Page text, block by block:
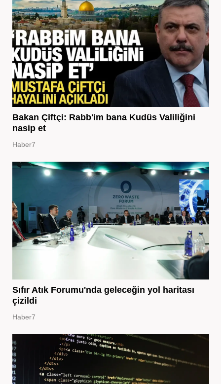
Bakan Çiftçi: Rabb'im bana Kudüs Valiliğini
nasip et
Haber7
Sıfır Atık Forumu'nda geleceğin yol haritası
çizildi
Haber7